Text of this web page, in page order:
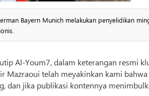
Bayern Munich melakukan penyelidikan
Al-Youm7, dalam keterangan resmi
Mazraoui telah meyakinkan kami
dan jika publikasi kontennya